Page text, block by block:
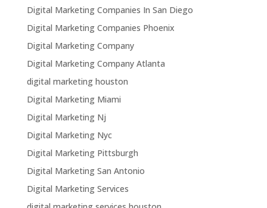
Digital Marketing Companies In San Diego
Digital Marketing Companies Phoenix
Digital Marketing Company
Digital Marketing Company Atlanta
digital marketing houston
Digital Marketing Miami
Digital Marketing Nj
Digital Marketing Nyc
Digital Marketing Pittsburgh
Digital Marketing San Antonio
Digital Marketing Services